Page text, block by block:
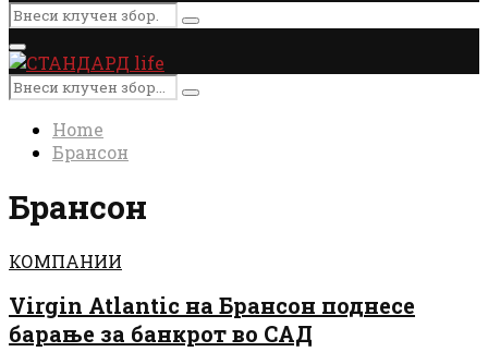
Search
for:
Search
Primary
Menu
Search
for:
Search
Home
Брансон
Брансон
КОМПАНИИ
Virgin Atlantic на Брансон поднесе
барање за банкрот во САД